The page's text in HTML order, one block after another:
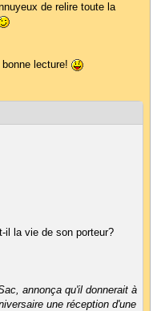
de relire toute la
lecture!
il la vie de son porteur?
annonça qu'il donnerait à
une réception d'une